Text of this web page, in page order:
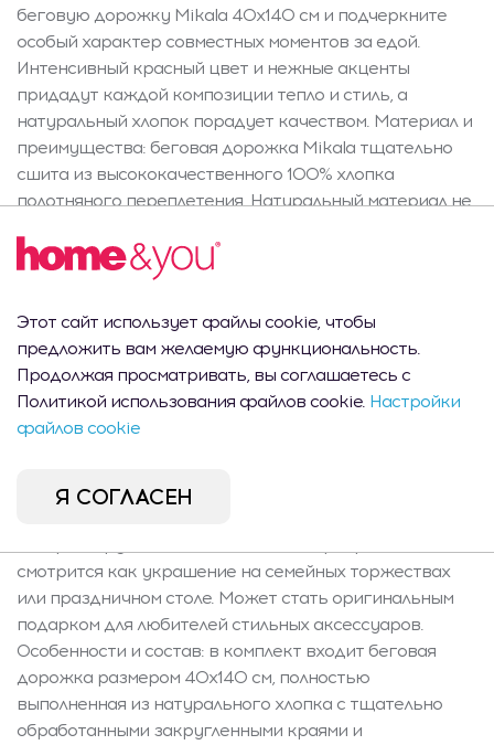
беговую дорожку Mikala 40x140 см и подчеркните
особый характер совместных моментов за едой.
Интенсивный красный цвет и нежные акценты
придадут каждой композиции тепло и стиль, а
натуральный хлопок порадует качеством. Материал и
преимущества: беговая дорожка Mikala тщательно
сшита из высококачественного 100% хлопка
полотняного переплетения. Натуральный материал не
оптимальную воздухопроницаемость и прочность.
Благодаря прочному исполнению и двуслойной
подчеркивая качество домашних текстильных
изделий и гарантируя долговечное использование.
Дизайн и стиль: выразительный красный цвет беговой
дорожки Mikala отлично вписывается в праздничные
и зимние интерьеры, одновременно подчеркивая
окантовка с петельками придает изделию особый,
смотрится как украшение на семейных торжествах
или праздничном столе. Может стать оригинальным
подарком для любителей стильных аксессуаров.
Особенности и состав: в комплект входит беговая
дорожка размером 40x140 см, полностью
выполненная из натурального хлопка с тщательно
обработанными закругленными краями и
Этот сайт использует файлы cookie, чтобы
предложить вам желаемую функциональность.
Продолжая просматривать, вы соглашаетесь с
Политикой использования файлов cookie. Настройки
файлов cookie
Я СОГЛАСЕН